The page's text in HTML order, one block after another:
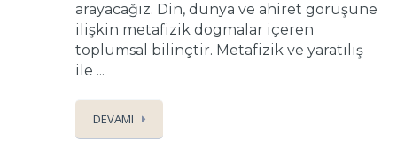
arayacağız. Din, dünya ve ahiret görüşüne
ilişkin metafizik dogmalar içeren
toplumsal bilinçtir. Metafizik ve yaratılış
ile ...
DEVAMI